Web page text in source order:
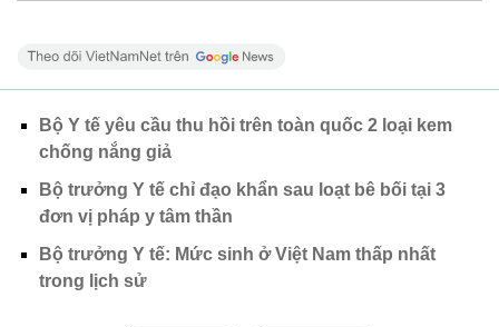
Bộ Y tế yêu cầu thu hồi trên toàn quốc 2 loại kem
chống nắng giả
Bộ trưởng Y tế chỉ đạo khẩn sau loạt bê bối tại 3
đơn vị pháp y tâm thần
Bộ trưởng Y tế: Mức sinh ở Việt Nam thấp nhất
trong lịch sử